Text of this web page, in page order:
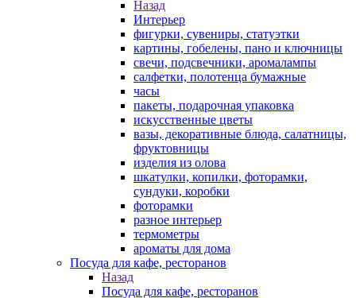
Назад
Интерьер
фигурки, сувениры, статуэтки
картины, гобелены, пано и ключницы
свечи, подсвечники, аромалампы
салфетки, полотенца бумажные
часы
пакеты, подарочная упаковка
искусственные цветы
вазы, декоративные блюда, салатницы,
фруктовницы
изделия из олова
шкатулки, копилки, фоторамки,
сундуки, коробки
фоторамки
разное интерьер
термометры
ароматы для дома
Посуда для кафе, ресторанов
Назад
Посуда для кафе, ресторанов